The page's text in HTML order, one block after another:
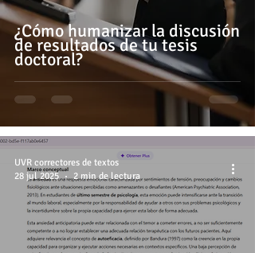
¿Cómo humanizar la discusión
de resultados de tu tesis
doctoral?
UVR correctores de textos
28 jul 2025
2 min de lectura